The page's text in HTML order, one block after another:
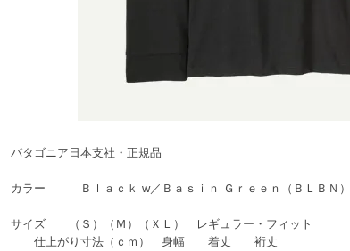
パタゴニア日本支社・正規品
カラー Ｂｌａｃｋ w／Ｂａｓｉｎ Ｇｒｅｅｎ（ＢＬＢＮ）
サイズ （Ｓ）（Ｍ）（ＸＬ） レギュラー・フィット
仕上がり寸法（ｃｍ） 身幅 着丈 裄丈